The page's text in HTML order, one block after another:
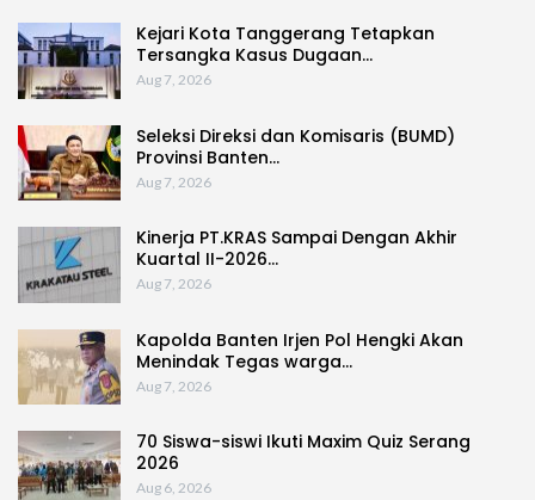
Kejari Kota Tanggerang Tetapkan
Tersangka Kasus Dugaan…
Aug 7, 2026
Seleksi Direksi dan Komisaris (BUMD)
Provinsi Banten…
Aug 7, 2026
Kinerja PT.KRAS Sampai Dengan Akhir
Kuartal II-2026…
Aug 7, 2026
Kapolda Banten Irjen Pol Hengki Akan
Menindak Tegas warga…
Aug 7, 2026
70 Siswa-siswi Ikuti Maxim Quiz Serang
2026
Aug 6, 2026